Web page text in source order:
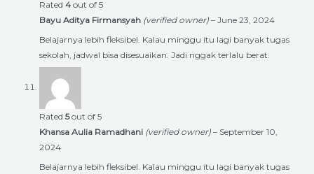
Rated 4 out of 5
Bayu Aditya Firmansyah (verified owner) – June 23, 2024
Belajarnya lebih fleksibel. Kalau minggu itu lagi banyak tugas
sekolah, jadwal bisa disesuaikan. Jadi nggak terlalu berat.
Rated 5out of 5
Khansa Aulia Ramadhani (verified owner) – September 10,
2024
Belajarnya lebih fleksibel. Kalau minggu itu lagi banyak tugas